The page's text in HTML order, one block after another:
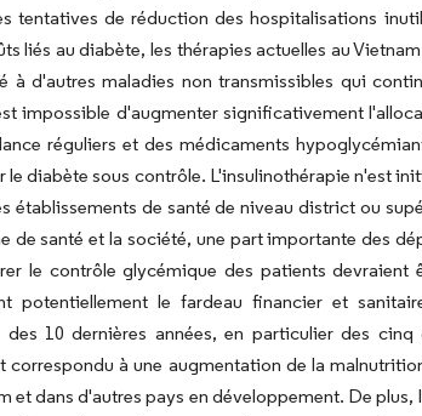
tentatives de réduction des hospitalisations
liés au diabète, les thérapies actuelles au
à d'autres maladies non transmissibles qui
impossible d'augmenter significativement
réguliers et des médicaments
diabète sous contrôle. L'insulinothérapie n'est
établissements de santé de niveau district ou
de santé et la société, une part importante des
le contrôle glycémique des patients
potentiellement le fardeau financier et
10 dernières années, en particulier des
correspondu à une augmentation de la
et dans d'autres pays en développement. De